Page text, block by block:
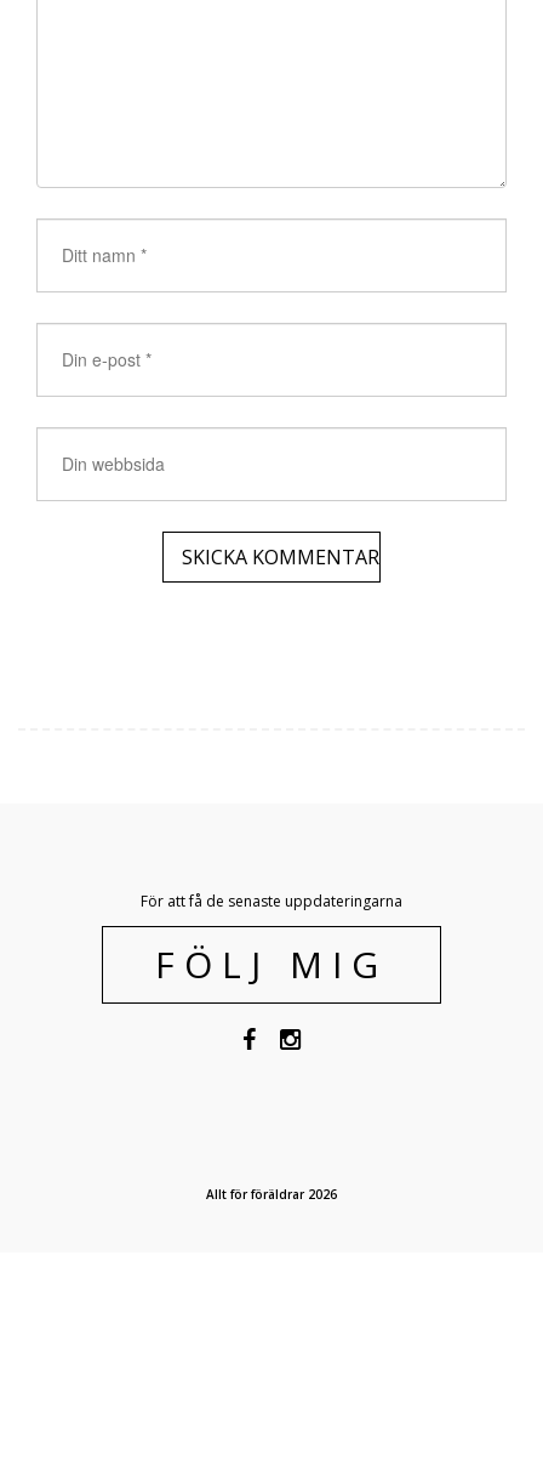
För att få de senaste uppdateringarna
FÖLJ MIG
Allt för föräldrar 2026